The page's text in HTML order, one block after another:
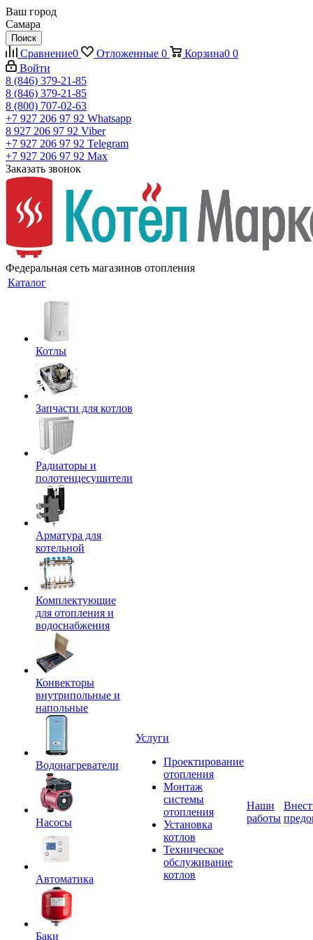
Ваш город
Самара
Поиск
Сравнение0 Отложенные 0 Корзина0 0
Войти
8 (846) 379-21-85
8 (846) 379-21-85
8 (800) 707-02-63
+7 927 206 97 92 Whatsapp
8 927 206 97 92 Viber
+7 927 206 97 92 Telegram
+7 927 206 97 92 Max
Заказать звонок
Федеральная сеть магазинов отопления
Каталог
Котлы
Запчасти для котлов
Радиаторы и
полотенцесушители
Арматура для
котельной
Комплектующие
для отопления и
водоснабжения
Конвекторы
внутрипольные и
напольные
Водонагреватели
Насосы
Автоматика
Баки
Услуги
Проектирование
отопления
Монтаж
системы
отопления
Установка
котлов
Техническое
обслуживание
котлов
Наши
работы